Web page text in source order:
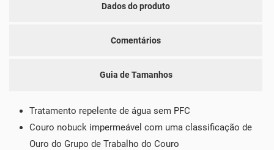
Dados do produto
Comentários
Guia de Tamanhos
Tratamento repelente de água sem PFC
Couro nobuck impermeável com uma classificação de
Ouro do Grupo de Trabalho do Couro